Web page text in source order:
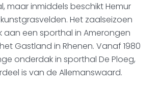
maar inmiddels beschikt Hemur
Het zaalseizoen
aan een sporthal in Amerongen
Gastland in Rhenen. Vanaf 1980
onderdak in sporthal De Ploeg,
is van de Allemanswaard.